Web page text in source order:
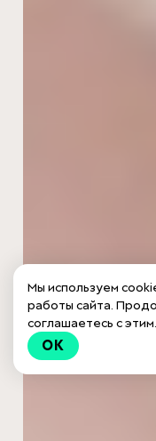
Мы используем
работы сайта.
соглашаетесь с этим.
OK